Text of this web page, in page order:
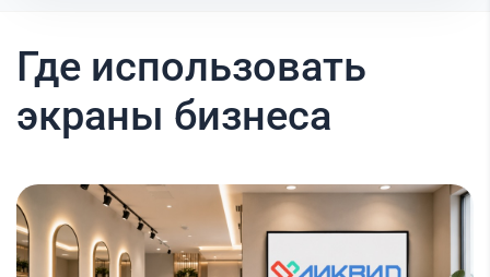
Где использовать
экраны бизнеса